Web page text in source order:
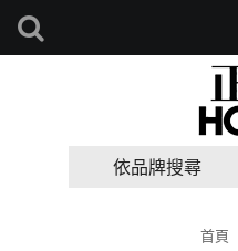
依品牌搜尋
首頁